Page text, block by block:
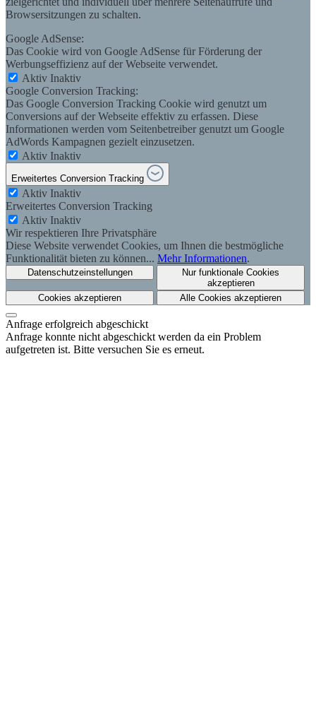
Browsersitzungen zu schalten.
Google AdSense:
Das Cookie wird von Google AdSense für Förderung der
Werbungseffizienz auf der Webseite verwendet.
Aktiv Inaktiv
Google Conversion Tracking:
Das Google Conversion Tracking Cookie wird genutzt um
Conversions auf der Webseite effektiv zu erfassen. Diese
Informationen werden vom Seitenbetreiber genutzt um Google
AdWords Kampagnen gezielt einzusetzen.
Aktiv Inaktiv
Erweitertes Conversion Tracking
Aktiv Inaktiv
Erweitertes Conversion Tracking
Aktiv Inaktiv
Wir respektieren Ihre Privatsphäre
Diese Website verwendet Cookies, um Ihnen die bestmögliche
Funktionalität bieten zu können... Mehr Informationen.
Datenschutzeinstellungen
Nur funktionale Cookies
akzeptieren
Cookies akzeptieren
Alle Cookies akzeptieren
Anfrage erfolgreich abgeschickt
Anfrage konnte nicht abgeschickt werden da ein Problem
aufgetreten ist. Bitte versuchen Sie es erneut.